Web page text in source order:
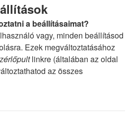
a beállításaimat?
vagy, minden beállításod
Ezek megváltoztatásához
linkre (általában az oldal
az összes